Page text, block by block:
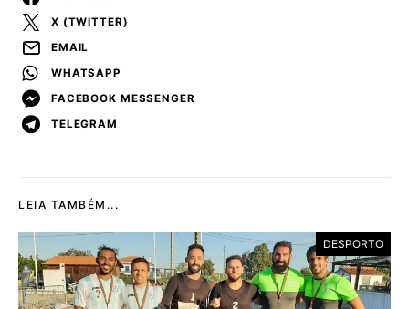
X (TWITTER)
EMAIL
WHATSAPP
FACEBOOK MESSENGER
TELEGRAM
LEIA TAMBÉM...
DESPORTO